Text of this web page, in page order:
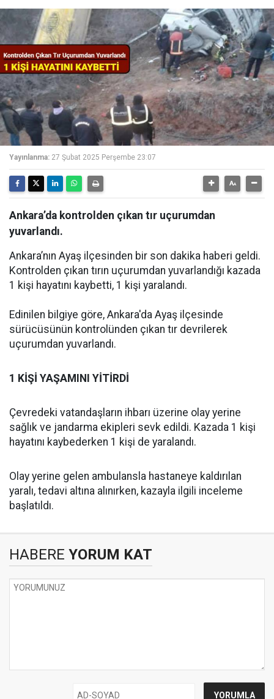
Yayınlanma: 27 Şubat 2025 Perşembe 23:07
Ankara’da kontrolden çıkan tır uçurumdan
yuvarlandı.
Ankara’nın Ayaş ilçesinden bir son dakika haberi geldi.
Kontrolden çıkan tırın uçurumdan yuvarlandığı kazada
1 kişi hayatını kaybetti, 1 kişi yaralandı.
Edinilen bilgiye göre, Ankara'da Ayaş ilçesinde
sürücüsünün kontrolünden çıkan tır devrilerek
uçurumdan yuvarlandı.
1 KİŞİ YAŞAMINI YİTİRDİ
Çevredeki vatandaşların ihbarı üzerine olay yerine
sağlık ve jandarma ekipleri sevk edildi. Kazada 1 kişi
hayatını kaybederken 1 kişi de yaralandı.
Olay yerine gelen ambulansla hastaneye kaldırılan
yaralı, tedavi altına alınırken, kazayla ilgili inceleme
başlatıldı.
HABERE YORUM KAT